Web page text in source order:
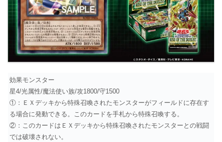
効果モンスター
星4/光属性/魔法使い族/攻1800/守1500
①：ＥＸデッキから特殊召喚されたモンスターがフィールドに存在す
る場合に発動できる。このカードを手札から特殊召喚する。
②：このカードはＥＸデッキから特殊召喚されたモンスターとの戦闘
では破壊されない。